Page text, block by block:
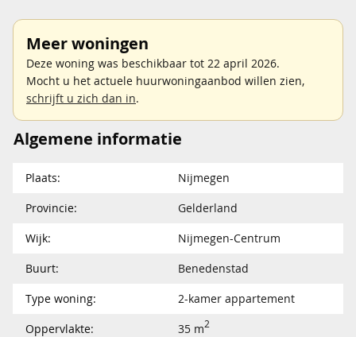
Meer woningen
Deze woning was beschikbaar tot 22 april 2026.
Mocht u het actuele huurwoningaanbod willen zien,
schrijft u zich dan in.
Algemene informatie
Plaats:
Nijmegen
Provincie:
Gelderland
Wijk:
Nijmegen-Centrum
Buurt:
Benedenstad
Type woning:
2-kamer appartement
Oppervlakte:
35 m2